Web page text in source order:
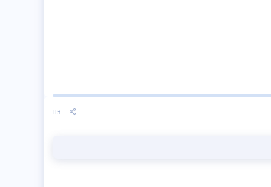
#3